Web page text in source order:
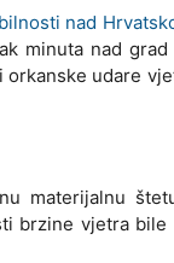
nad
minuta nad
udare
materijalnu
brzine vjetra bile